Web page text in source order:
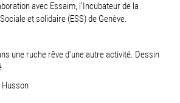
avec Essaim, l’Incubateur de la
et solidaire (ESS) de Genève.
une ruche rêve d'une autre activité. Dessin
Husson